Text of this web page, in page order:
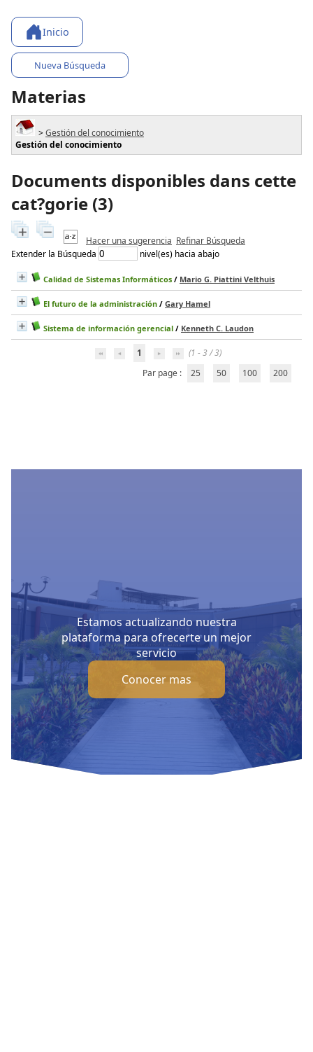
Inicio
Nueva Búsqueda
Materias
>Gestión del conocimiento
Gestión del conocimiento
Documents disponibles dans cette
cat?gorie (3)
Hacer una sugerencia Refinar Búsqueda
Extender la Búsqueda
nivel(es) hacia abajo
Calidad de Sistemas Informáticos / Mario G. Piattini Velthuis
El futuro de la administración / Gary Hamel
Sistema de información gerencial / Kenneth C. Laudon
1
(1 - 3 / 3)
Par page :
25 50 100 200
Estamos actualizando nuestra
plataforma para ofrecerte un mejor
servicio
Conocer mas